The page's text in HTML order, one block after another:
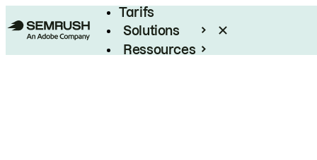
Tarifs
Solutions
Ressources